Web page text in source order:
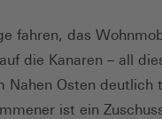
fahren, das
die Kanaren – all
Nahen Osten deutlich
ist ein